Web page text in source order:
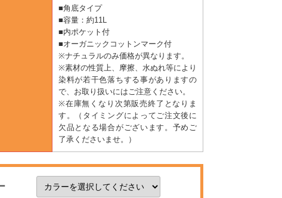
■角底タイプ
■容量：約11L
■内ポケット付
■オーガニックコットンマーク付
※ナチュラルのみ価格が異なります。
※素材の性質上、摩擦、水ぬれ等により
染料が若干色落ちする事がありますの
で、お取り扱いにはご注意ください。
※在庫無くなり次第販売終了となりま
す。（タイミングによってご注文後に
欠品となる場合がございます。予めご
了承くださいませ。）